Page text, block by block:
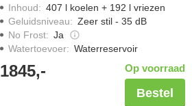
Inhoud: 407 l koelen + 192 l vriezen
Geluidsniveau: Zeer stil - 35 dB
No Frost: Ja
Watertoevoer: Waterreservoir
1845,- Op voorraad
Bestel